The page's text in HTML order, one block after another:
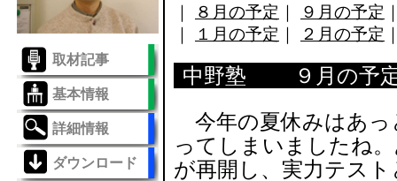
８月の予定 ９月の予定
１月の予定 ２月の予定
中野塾 ９月の予
今年の夏休みはあっ
ってしまいましたね
が再開し、実力テス
取材記事
基本情報
詳細情報
ダウンロード